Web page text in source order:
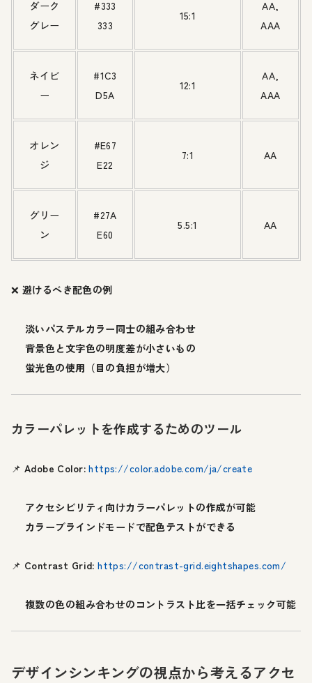
ダーク
グレー
#333
333
15:1
AA,
AAA
ネイビ
ー
#1C3
D5A
12:1
AA,
AAA
オレン
ジ
#E67
E22
7:1 AA
グリー
ン
#27A
E60
5.5:1 AA
❌ 避けるべき配色の例
淡いパステルカラー同士の組み合わせ
背景色と文字色の明度差が小さいもの
蛍光色の使用（目の負担が増大）
カラーパレットを作成するためのツール
📌 Adobe Color: https://color.adobe.com/ja/create
アクセシビリティ向けカラーパレットの作成が可能
カラーブラインドモードで配色テストができる
📌 Contrast Grid: https://contrast-grid.eightshapes.com/
複数の色の組み合わせのコントラスト比を一括チェック可能
デザインシンキングの視点から考えるアクセ